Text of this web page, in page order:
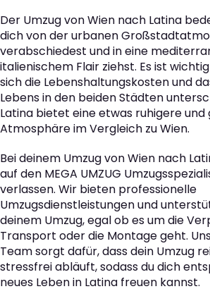
Der Umzug von Wien nach Latina
dich von der urbanen
verabschiedest und in eine
italienischem Flair ziehst. Es ist
sich die Lebenshaltungskosten und
Lebens in den beiden Städten
Latina bietet eine etwas ruhigere
Atmosphäre im Vergleich zu Wien.
Bei deinem Umzug von Wien nach
auf den MEGA UMZUG
verlassen. Wir bieten professionelle
Umzugsdienstleistungen und
deinem Umzug, egal ob es um die
Transport oder die Montage geht.
Team sorgt dafür, dass dein Umzug
stressfrei abläuft, sodass du dich
neues Leben in Latina freuen kannst.